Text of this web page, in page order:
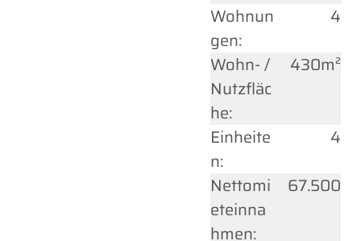
Wohnun
gen:
4
Wohn- /
Nutzfläc
he:
430m²
Einheite
n:
4
Nettomi
eteinna
hmen:
67.500